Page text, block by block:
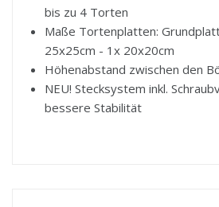
bis zu 4 Torten
Maße Tortenplatten:
25x25cm - 1x 20x20cm
Höhenabstand zwischen den
NEU! Stecksystem inkl.
bessere Stabilität